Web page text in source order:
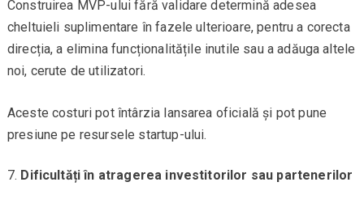
Construirea MVP-ului fără validare determină adesea
cheltuieli suplimentare în fazele ulterioare, pentru a corecta
direcția, a elimina funcționalitățile inutile sau a adăuga altele
noi, cerute de utilizatori.
Aceste costuri pot întârzia lansarea oficială și pot pune
presiune pe resursele startup-ului.
Dificultăți în atragerea investitorilor sau partenerilor